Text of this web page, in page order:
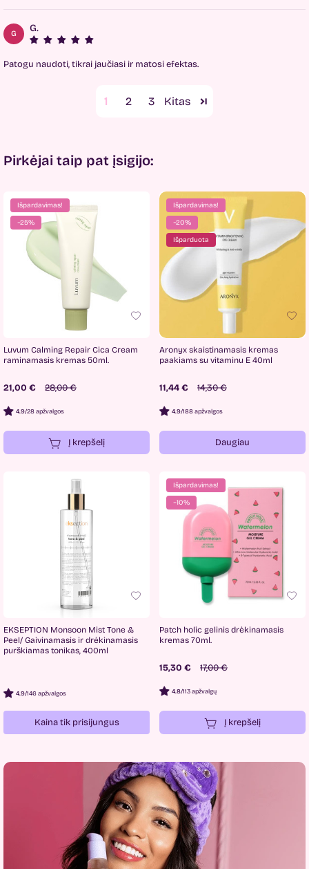
G G.
Patogu naudoti, tikrai jaučiasi ir matosi efektas.
1 2 3
Pirkėjai taip pat įsigijo:
Išpardavimas!
−25%
Luvum Calming Repair Cica Cream
raminamasis kremas 50ml.
21,00 € 28,00 €
4.9/28 apžvalgos
Į krepšelį
Išpardavimas!
−20%
Išparduota
Aronyx skaistinamasis kremas
paakiams su vitaminu E 40ml
11,44 € 14,30 €
4.9/188 apžvalgos
Daugiau
EKSEPTION Monsoon Mist Tone &
Peel/ Gaivinamasis ir drėkinamasis
purškiamas tonikas, 400ml
4.9/146 apžvalgos
Kaina tik prisijungus
Išpardavimas!
−10%
Patch holic gelinis drėkinamasis
kremas 70ml.
15,30 € 17,00 €
4.8/113 apžvalgų
Į krepšelį